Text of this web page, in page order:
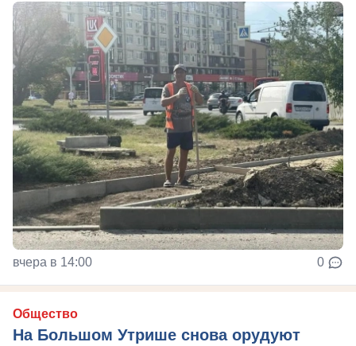
вчера в 14:00 0
Общество
На Большом Утрише снова орудуют